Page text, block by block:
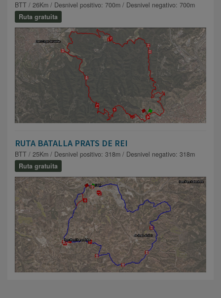
BTT / 26Km / Desnivel positivo: 700m / Desnivel negativo: 700m
Ruta gratuita
RUTA BATALLA PRATS DE REI
BTT / 25Km / Desnivel positivo: 318m / Desnivel negativo: 318m
Ruta gratuita